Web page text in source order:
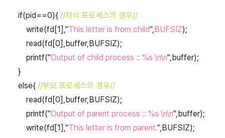
if(pid==0){ //자식 프로세스의 경우//
write(fd[1],"This letter is from child",BUFSIZ);
read(fd[0],buffer,BUFSIZ);
printf("Output of child process :: %s \n\n",buffer);
}
else{ //부모 프로세스의 경우//
read(fd[0],buffer,BUFSIZ);
printf("Output of parent process :: %s \n\n",buffer);
write(fd[1],"This letter is from parent.",BUFSIZ);